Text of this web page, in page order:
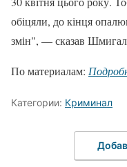
обіцяли, до кінця
змін", — сказав
По материалам:
Категории: Криминал